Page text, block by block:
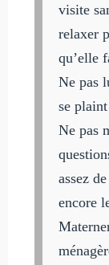
visite
relaxer
qu’elle
Ne pas
se
Ne pas
assez
encore